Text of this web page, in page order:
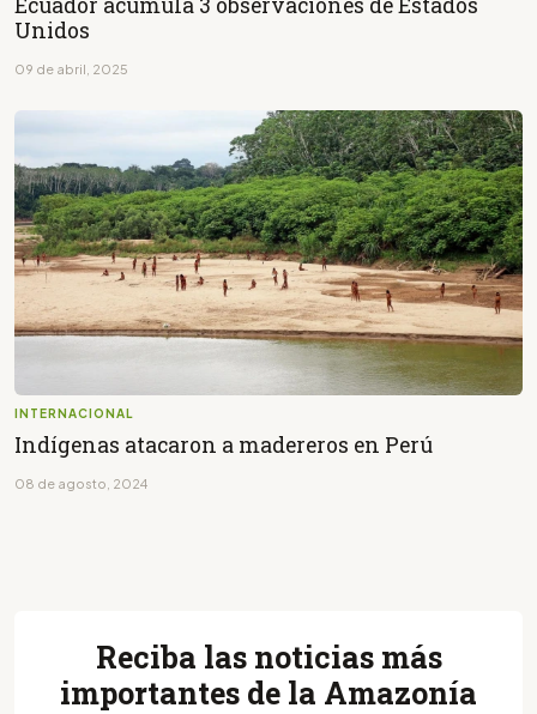
Unidos
09 de abril, 2025
INTERNACIONAL
Indígenas atacaron a madereros en Perú
08 de agosto, 2024
Reciba las noticias más
importantes de la Amazonía